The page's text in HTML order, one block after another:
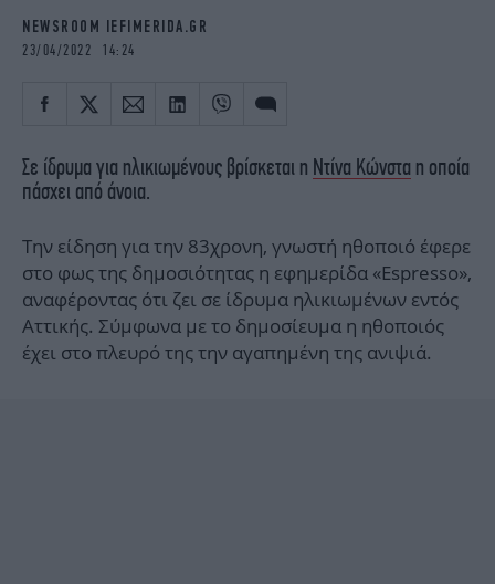
OSCARS
NEWSROOM IEFIMERIDA.GR
23/04/2022 14:24
Σε ίδρυμα για ηλικιωμένους βρίσκεται η Ντίνα Κώνστα η οποία
πάσχει από άνοια.
Την είδηση για την 83χρονη, γνωστή ηθοποιό έφερε
στο φως της δημοσιότητας η εφημερίδα «Espresso»,
αναφέροντας ότι ζει σε ίδρυμα ηλικιωμένων εντός
Αττικής. Σύμφωνα με το δημοσίευμα η ηθοποιός
έχει στο πλευρό της την αγαπημένη της ανιψιά.